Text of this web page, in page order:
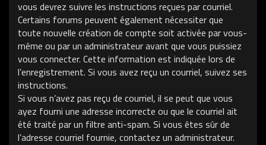
vous devrez suivre les instructions reçues par courriel.
Certains forums peuvent également nécessiter que
toute nouvelle création de compte soit activée par vous-
même ou par un administrateur avant que vous puissiez
vous connecter. Cette information est indiquée lors de
l’enregistrement. Si vous avez reçu un courriel, suivez ses
instructions.
Si vous n’avez pas reçu de courriel, il se peut que vous
ayez fourni une adresse incorrecte ou que le courriel ait
été traité par un filtre anti-spam. Si vous êtes sûr de
l’adresse courriel fournie, contactez un administrateur.